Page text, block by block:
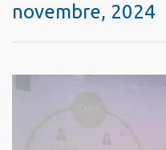
novembre, 2024